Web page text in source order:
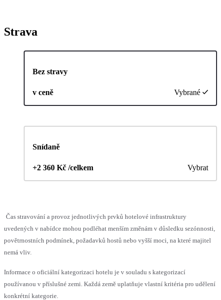
Strava
Bez stravy
v ceně Vybrané
Snídaně
+2 360 Kč /celkem Vybrat
Čas stravování a provoz jednotlivých prvků hotelové infrastruktury
uvedených v nabídce mohou podléhat menším změnám v důsledku sezónnosti,
povětrnostních podmínek, požadavků hostů nebo vyšší moci, na které majitel
nemá vliv.
Informace o oficiální kategorizaci hotelu je v souladu s kategorizací
používanou v příslušné zemi. Každá země uplatňuje vlastní kritéria pro udělení
konkrétní kategorie.